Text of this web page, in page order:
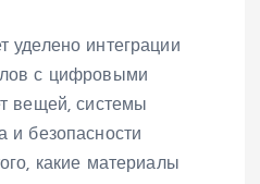
уделено интеграции
с цифровыми
вещей, системы
и безопасности
какие материалы